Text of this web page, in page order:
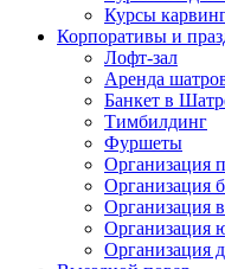
Курсы
Корпоративы и
Лофт-зал
Аренда
Банкет в
Тимбилдинг
Фуршеты
Организация
Организация
Организация
Организация
Организация